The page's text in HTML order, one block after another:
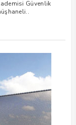
Güvenlik